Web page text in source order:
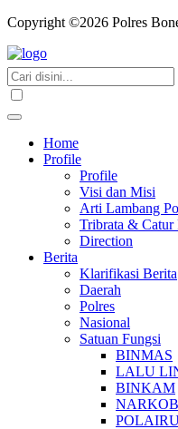
Copyright ©2026 Polres
Home
Profile
Profile
Visi dan Misi
Arti Lambang
Tribrata & Catur
Direction
Berita
Klarifikasi Berita
Daerah
Polres
Nasional
Satuan Fungsi
BINMAS
LALU
BINKAM